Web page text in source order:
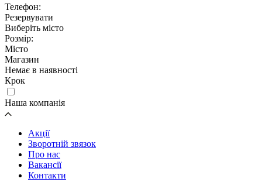
Телефон:
Резервувати
Виберіть місто
Розмір:
Місто
Магазин
Немає в наявності
Крок
Наша компанія
Акції
Зворотній звязок
Про нас
Вакансії
Контакти